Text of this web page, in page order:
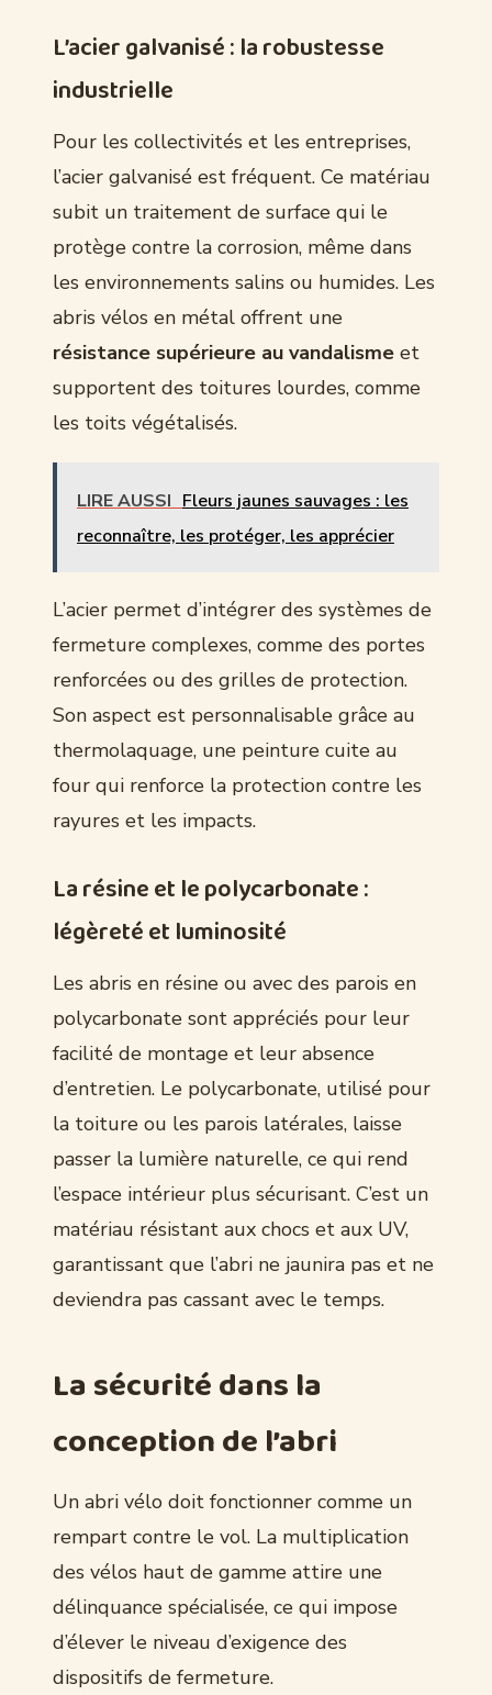
L’acier galvanisé : la robustesse
industrielle
Pour les collectivités et les entreprises,
l’acier galvanisé est fréquent. Ce matériau
subit un traitement de surface qui le
protège contre la corrosion, même dans
les environnements salins ou humides. Les
abris vélos en métal offrent une
résistance supérieure au vandalisme et
supportent des toitures lourdes, comme
les toits végétalisés.
LIRE AUSSI Fleurs jaunes sauvages : les
reconnaître, les protéger, les apprécier
L’acier permet d’intégrer des systèmes de
fermeture complexes, comme des portes
renforcées ou des grilles de protection.
Son aspect est personnalisable grâce au
thermolaquage, une peinture cuite au
four qui renforce la protection contre les
rayures et les impacts.
La résine et le polycarbonate :
légèreté et luminosité
Les abris en résine ou avec des parois en
polycarbonate sont appréciés pour leur
facilité de montage et leur absence
d’entretien. Le polycarbonate, utilisé pour
la toiture ou les parois latérales, laisse
passer la lumière naturelle, ce qui rend
l’espace intérieur plus sécurisant. C’est un
matériau résistant aux chocs et aux UV,
garantissant que l’abri ne jaunira pas et ne
deviendra pas cassant avec le temps.
La sécurité dans la
conception de l’abri
Un abri vélo doit fonctionner comme un
rempart contre le vol. La multiplication
des vélos haut de gamme attire une
délinquance spécialisée, ce qui impose
d’élever le niveau d’exigence des
dispositifs de fermeture.